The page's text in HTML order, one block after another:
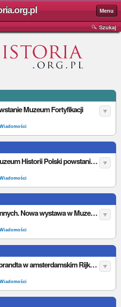
Menu
Szukaj
Muzeum Fortyfikacji
Wiadomości
Premier Kopacz: „Muzeum Historii Polski powstanie do 2018 r.”
Wiadomości
Odkrywamy Niezłomnych. Nowa wystawa w Muzeum Armii Krajowej
Wiadomości
Wystawa dzieł Rembrandta w amsterdamskim Rijksmuseum
Wiadomości